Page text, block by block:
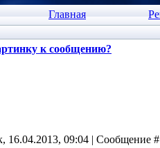
Главная
к сообщению?
16.04.2013, 09:04 | Сообщение #